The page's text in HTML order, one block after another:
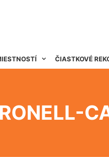
ČIASTKOVÉ